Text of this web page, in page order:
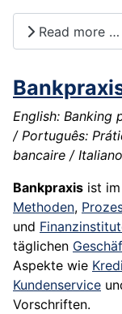
Read more …
English: Banking
/ Português:
bancaire /
Bankpraxis ist
Methoden,
und
täglichen
Aspekte wie
Kundenservice
Vorschriften.